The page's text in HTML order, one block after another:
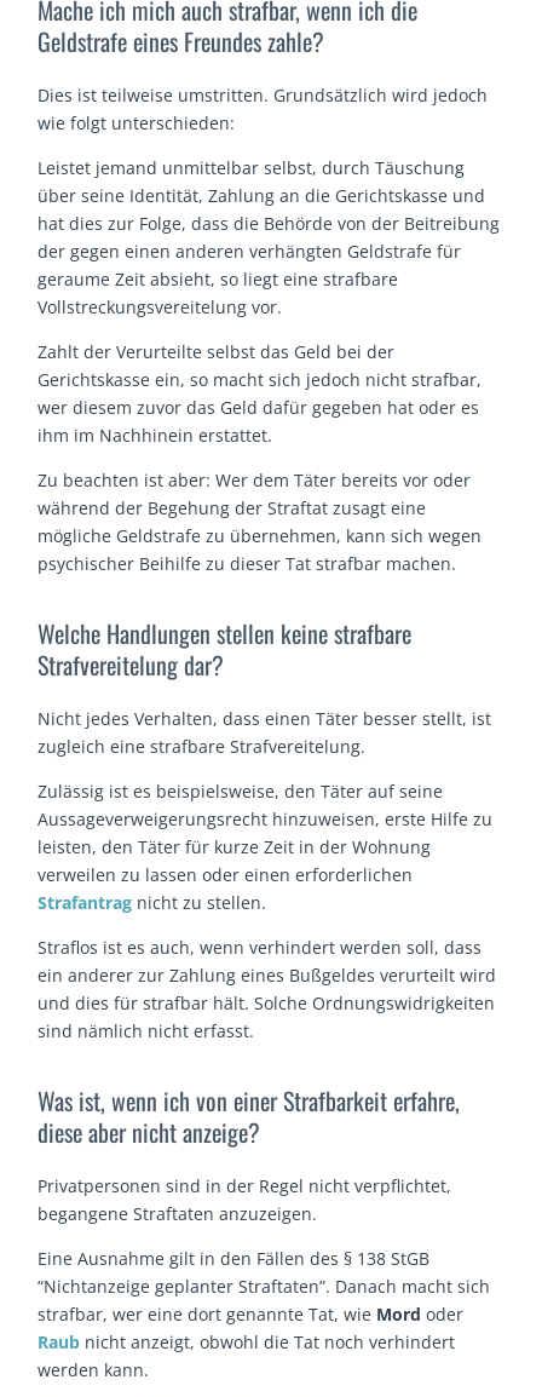
Mache ich mich auch strafbar, wenn ich die
Geldstrafe eines Freundes zahle?
Dies ist teilweise umstritten. Grundsätzlich wird jedoch
wie folgt unterschieden:
Leistet jemand unmittelbar selbst, durch Täuschung
über seine Identität, Zahlung an die Gerichtskasse und
hat dies zur Folge, dass die Behörde von der Beitreibung
der gegen einen anderen verhängten Geldstrafe für
geraume Zeit absieht, so liegt eine strafbare
Vollstreckungsvereitelung vor.
Zahlt der Verurteilte selbst das Geld bei der
Gerichtskasse ein, so macht sich jedoch nicht strafbar,
wer diesem zuvor das Geld dafür gegeben hat oder es
ihm im Nachhinein erstattet.
Zu beachten ist aber: Wer dem Täter bereits vor oder
während der Begehung der Straftat zusagt eine
mögliche Geldstrafe zu übernehmen, kann sich wegen
psychischer Beihilfe zu dieser Tat strafbar machen.
Welche Handlungen stellen keine strafbare
Strafvereitelung dar?
Nicht jedes Verhalten, dass einen Täter besser stellt, ist
zugleich eine strafbare Strafvereitelung.
Zulässig ist es beispielsweise, den Täter auf seine
Aussageverweigerungsrecht hinzuweisen, erste Hilfe zu
leisten, den Täter für kurze Zeit in der Wohnung
verweilen zu lassen oder einen erforderlichen
Strafantrag nicht zu stellen.
Straflos ist es auch, wenn verhindert werden soll, dass
ein anderer zur Zahlung eines Bußgeldes verurteilt wird
und dies für strafbar hält. Solche Ordnungswidrigkeiten
sind nämlich nicht erfasst.
Was ist, wenn ich von einer Strafbarkeit erfahre,
diese aber nicht anzeige?
Privatpersonen sind in der Regel nicht verpflichtet,
begangene Straftaten anzuzeigen.
Eine Ausnahme gilt in den Fällen des § 138 StGB
“Nichtanzeige geplanter Straftaten”. Danach macht sich
strafbar, wer eine dort genannte Tat, wie Mord oder
Raub nicht anzeigt, obwohl die Tat noch verhindert
werden kann.